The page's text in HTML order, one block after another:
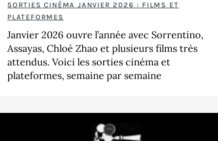
SORTIES CINÉMA JANVIER 2026 : FILMS ET
PLATEFORMES
Janvier 2026 ouvre l’année avec Sorrentino,
Assayas, Chloé Zhao et plusieurs films très
attendus. Voici les sorties cinéma et
plateformes, semaine par semaine